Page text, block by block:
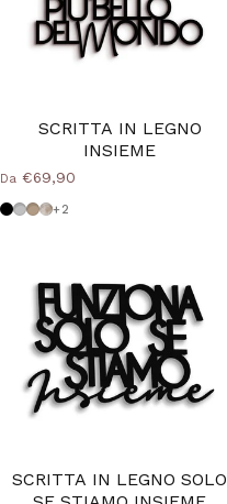
SCRITTA IN LEGNO
INSIEME
Da €69,90
Nero
Grigio Medio
Tortora
Shabby
+2
SCRITTA IN LEGNO SOLO